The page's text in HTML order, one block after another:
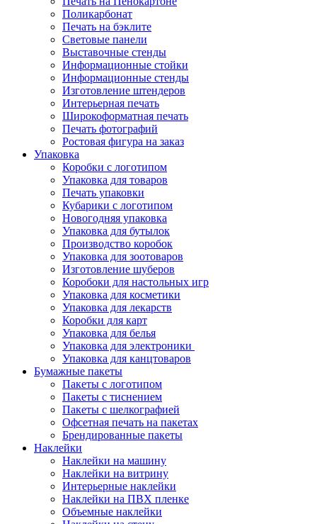
Поликарбонат
Печать на бэклите
Световые панели
Выставочные стенды
Информационные стойки
Информационные стенды
Изготовление штендеров
Интерьерная печать
Широкоформатная печать
Печать фотографий
Ростовая фигура на заказ
Упаковка
Коробки с логотипом
Упаковка для товаров
Печать упаковки
Кубарики с логотипом
Новогодняя упаковка
Упаковка для бутылок
Производство коробок
Упаковка для зоотоваров
Изготовление шуберов
Коробоки для настольных игр
Упаковка для косметики
Упаковка для лекарств
Коробки для карт
Упаковка для белья
Упаковка для электроники
Упаковка для канцтоваров
Бумажные пакеты
Пакеты с логотипом
Пакеты с тиснением
Пакеты с шелкографией
Офсетная печать на пакетах
Брендированные пакеты
Наклейки
Наклейки на машину
Наклейки на витрину
Интерьерные наклейки
Наклейки на ПВХ пленке
Объемные наклейки